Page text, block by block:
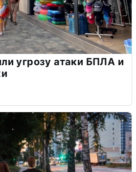
угрозу атаки БПЛА и